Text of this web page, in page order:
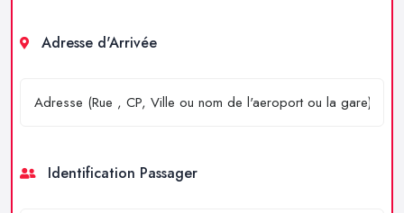
Adresse d'Arrivée
Identification Passager